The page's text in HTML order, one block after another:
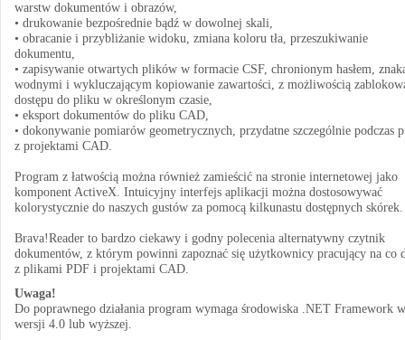
warstw dokumentów i obrazów,
• drukowanie bezpośrednie bądź w dowolnej skali,
• obracanie i przybliżanie widoku, zmiana koloru tła, przeszukiwanie
dokumentu,
• zapisywanie otwartych plików w formacie CSF, chronionym hasłem,
wodnymi i wykluczającym kopiowanie zawartości, z możliwością
dostępu do pliku w określonym czasie,
• eksport dokumentów do pliku CAD,
• dokonywanie pomiarów geometrycznych, przydatne szczególnie podczas
z projektami CAD.
Program z łatwością można również zamieścić na stronie internetowej jako
komponent ActiveX. Intuicyjny interfejs aplikacji można dostosowywać
kolorystycznie do naszych gustów za pomocą kilkunastu dostępnych skórek.
Brava!Reader to bardzo ciekawy i godny polecenia alternatywny czytnik
dokumentów, z którym powinni zapoznać się użytkownicy pracujący na co
z plikami PDF i projektami CAD.
Uwaga!
Do poprawnego działania program wymaga środowiska .NET Framework w
wersji 4.0 lub wyższej.